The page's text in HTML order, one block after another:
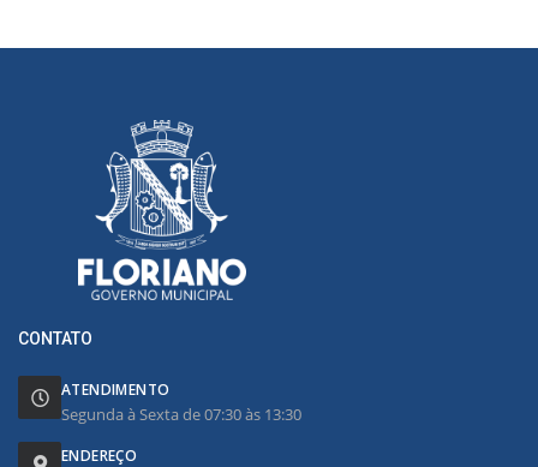
CONTATO
ATENDIMENTO
Segunda à Sexta de 07:30 às 13:30
ENDEREÇO